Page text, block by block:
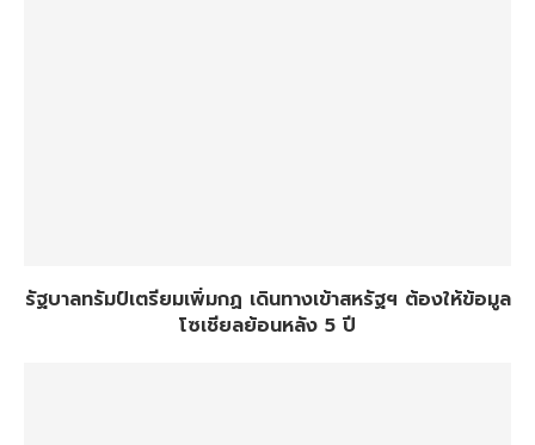
รัฐบาลทรัมป์เตรียมเพิ่มกฏ เดินทางเข้าสหรัฐฯ ต้องให้ข้อมูล
โซเชียลย้อนหลัง 5 ปี